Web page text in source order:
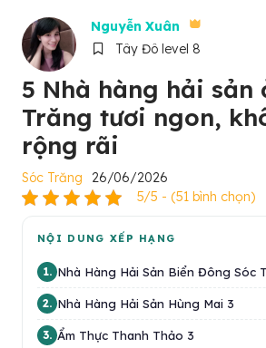
Nguyễn Xuân
Tây Đô level 8
5 Nhà hàng hải sản
Trăng tươi ngon,
rộng rãi
Sóc Trăng
26/06/2026
5/5 - (51 bình chọn)
NỘI DUNG XẾP HẠNG
1. Nhà Hàng Hải Sản Biển Đông Sóc
2. Nhà Hàng Hải Sản Hùng Mai 3
3. Ẩm Thực Thanh Thảo 3